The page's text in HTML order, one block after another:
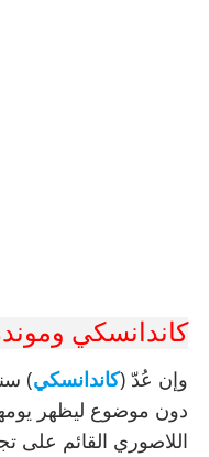
كاندانسكي
وإن عُدّ (كاندانسكي
دون موضوع ليظهر
اللاصوري القائم على